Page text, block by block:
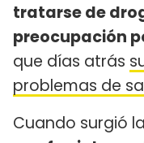
tratarse de
preocupación
que días atrás
problemas de
Cuando surgió